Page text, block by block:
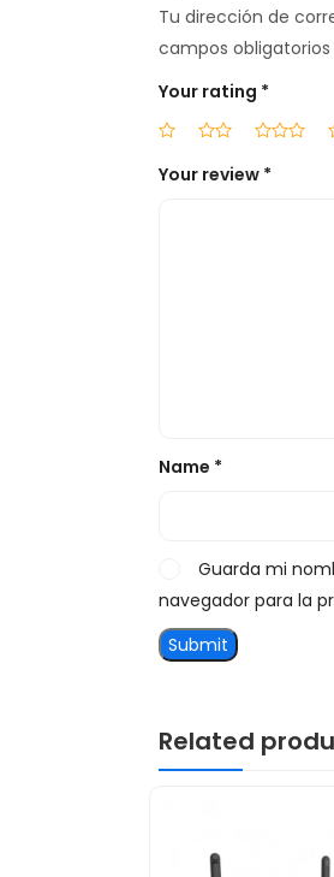
Tu dirección de
campos
Your rating *
Your review *
Name *
Guarda mi
navegador para la
Related